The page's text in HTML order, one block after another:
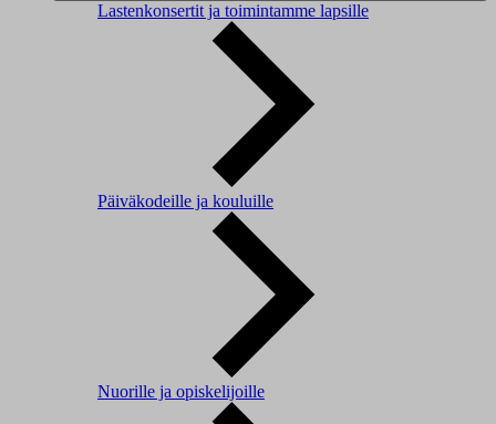
Lastenkonsertit ja toimintamme lapsille
Päiväkodeille ja kouluille
Nuorille ja opiskelijoille